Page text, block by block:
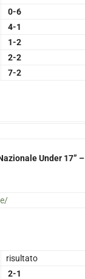
0-6
4-1
1-2
2-2
7-2
Under 17” –
risultato
2-1